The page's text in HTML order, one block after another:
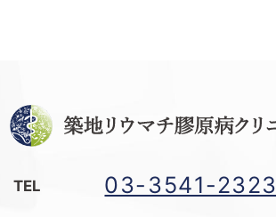
TEL 03-3541-2323